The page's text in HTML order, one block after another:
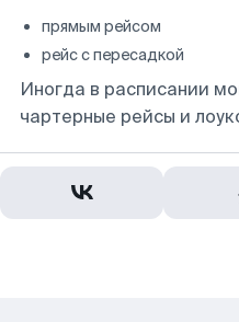
прямым рейсом
рейс с пересадкой
Иногда в расписании
чартерные рейсы и